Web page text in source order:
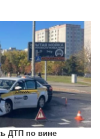
ДТП по вине